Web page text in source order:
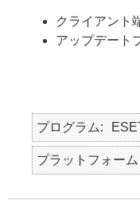
クライアント
アップデート
プログラム
プラットフォーム